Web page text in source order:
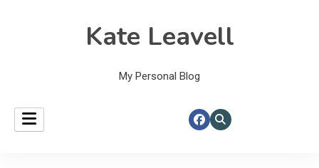
Kate Leavell
My Personal Blog